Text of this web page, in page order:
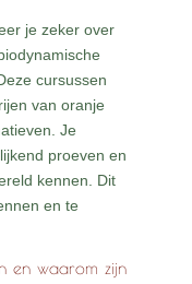
je zeker over
cursussen
van oranje
Je
proeven en
kennen. Dit
en te
en waarom zijn